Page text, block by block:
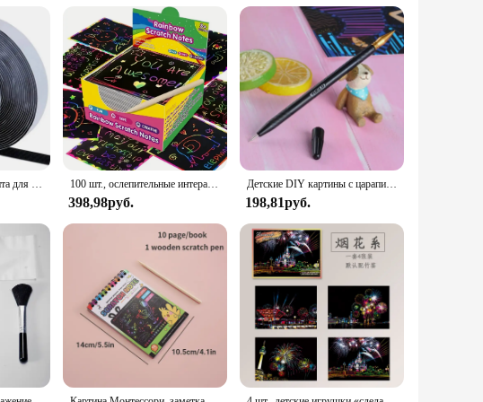
you're an educator looking to engage students in a new way or a
designed to withstand the rigors of daily use, making it a reliable choice
the user experience, ensuring that each scratch reveals a vibrant and
Волшебная клейкая лента для царапин, самоклеящаяся, сверхпрочная, двусторонняя клейкая лента с наклейкой, мощная застежка-липучка 100 шт., ослепительные интерактивные игрушки для детей и родителей
398,98руб.
Детские DIY картины с царапинами Волшебные городские рисунки детские развивающие игрушки Детские подарки на день рождения Аксессуары для комнаты Y041
198,81руб.